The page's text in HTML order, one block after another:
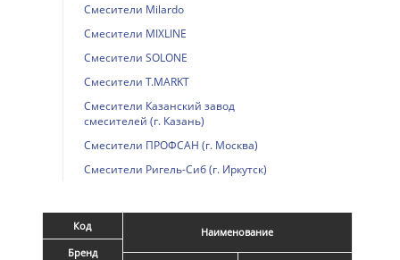
Смесители Milardo
Смесители MIXLINE
Смесители SOLONE
Смесители T.MARKT
Смесители Казанский завод
смесителей (г. Казань)
Смесители ПРОФСАН (г. Москва)
Смесители Ригель-Сиб (г. Иркутск)
Код
Бренд
Наименование